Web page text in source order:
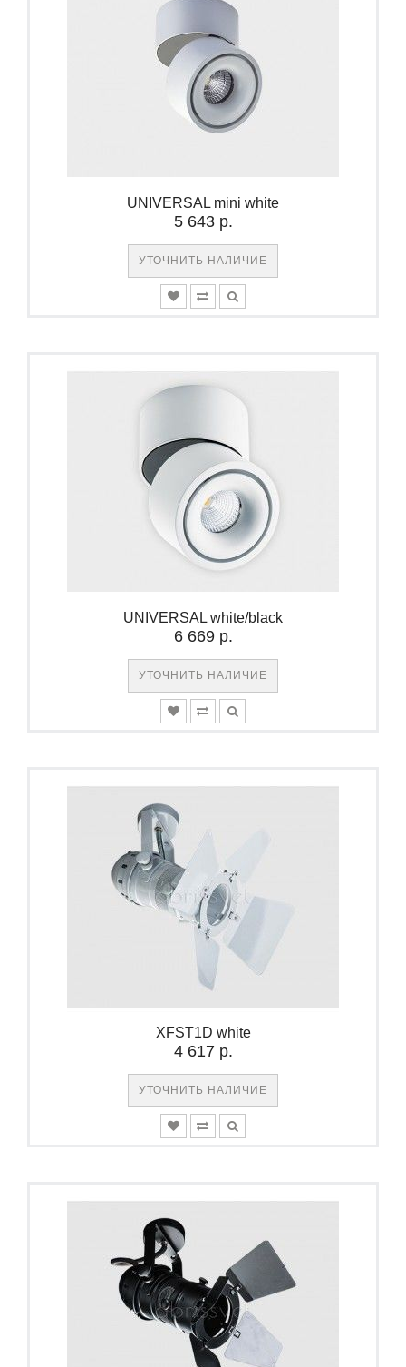
UNIVERSAL mini white
5 643 р.
УТОЧНИТЬ НАЛИЧИЕ
UNIVERSAL white/black
6 669 р.
УТОЧНИТЬ НАЛИЧИЕ
XFST1D white
4 617 р.
УТОЧНИТЬ НАЛИЧИЕ